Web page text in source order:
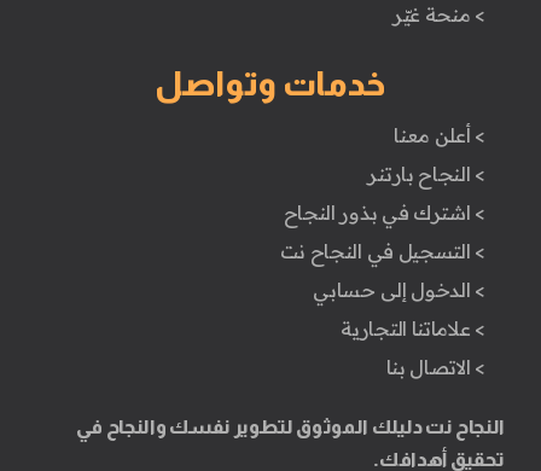
> منحة غيّر
خدمات وتواصل
> أعلن معنا
> النجاح بارتنر
> اشترك في بذور النجاح
> التسجيل في النجاح نت
> الدخول إلى حسابي
> علاماتنا التجارية
> الاتصال بنا
النجاح نت دليلك الموثوق لتطوير نفسك والنجاح في
تحقيق أهدافك.